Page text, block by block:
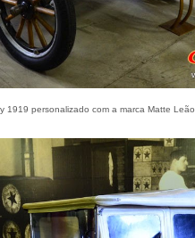
1919 personalizado com a marca Matte Leão.